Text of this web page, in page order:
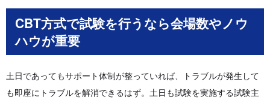
CBT方式で試験を行うなら会場数やノウ
ハウが重要
土日であってもサポート体制が整っていれば、トラブルが発生して
も即座にトラブルを解消できるはず。土日も試験を実施する試験主